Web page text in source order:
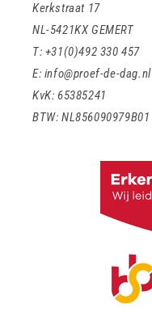
Kerkstraat 17
NL-5421KX GEMERT
T: +31(0)492 330 457
E: info@proef-de-dag.nl
KvK: 65385241
BTW: NL856090979B01